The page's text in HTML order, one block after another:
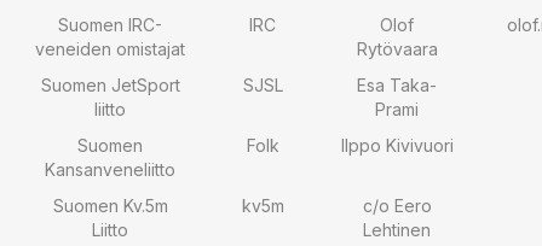
Suomen IRC-
veneiden omistajat
IRC
Olof
Rytövaara
Suomen JetSport
liitto
SJSL
Esa Taka-
Prami
Suomen
Kansanveneliitto
Folk Ilppo Kivivuori
Suomen Kv.5m
Liitto
kv5m
c/o Eero
Lehtinen